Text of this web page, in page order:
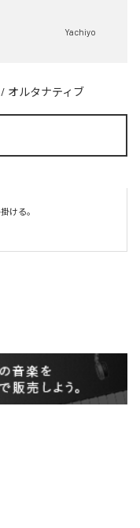
Yachiyo
/ オルタナティブ
ける。